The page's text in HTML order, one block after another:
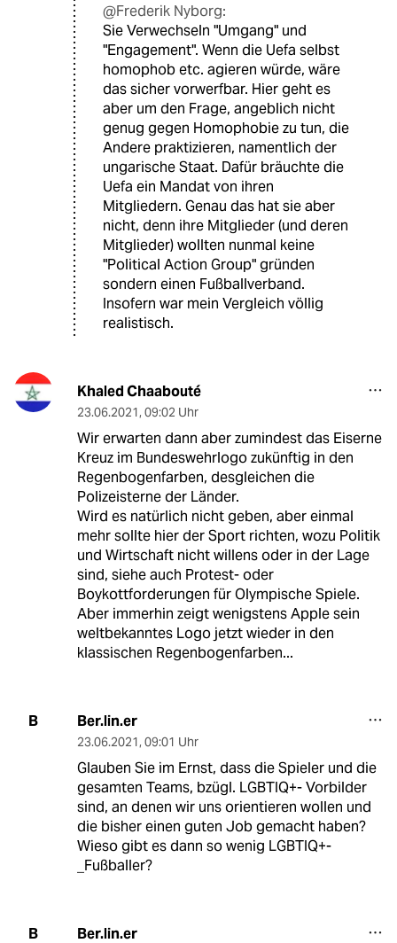
@Frederik Nyborg:
Sie Verwechseln "Umgang" und
"Engagement". Wenn die Uefa selbst
homophob etc. agieren würde, wäre
das sicher vorwerfbar. Hier geht es
aber um den Frage, angeblich nicht
genug gegen Homophobie zu tun, die
Andere praktizieren, namentlich der
ungarische Staat. Dafür bräuchte die
Uefa ein Mandat von ihren
Mitgliedern. Genau das hat sie aber
nicht, denn ihre Mitglieder (und deren
Mitglieder) wollten nunmal keine
"Political Action Group" gründen
sondern einen Fußballverband.
Insofern war mein Vergleich völlig
realistisch.
Khaled Chaabouté
23.06.2021, 09:02 Uhr
Wir erwarten dann aber zumindest das Eiserne
Kreuz im Bundeswehrlogo zukünftig in den
Regenbogenfarben, desgleichen die
Polizeisterne der Länder.
Wird es natürlich nicht geben, aber einmal
mehr sollte hier der Sport richten, wozu Politik
und Wirtschaft nicht willens oder in der Lage
sind, siehe auch Protest- oder
Boykottforderungen für Olympische Spiele.
Aber immerhin zeigt wenigstens Apple sein
weltbekanntes Logo jetzt wieder in den
klassischen Regenbogenfarben...
B Ber.lin.er
23.06.2021, 09:01 Uhr
Glauben Sie im Ernst, dass die Spieler und die
gesamten Teams, bzügl. LGBTIQ+- Vorbilder
sind, an denen wir uns orientieren wollen und
die bisher einen guten Job gemacht haben?
Wieso gibt es dann so wenig LGBTIQ+-
_Fußballer?
B Ber.lin.er